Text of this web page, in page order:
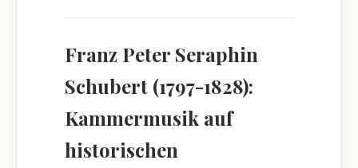
Franz Peter Seraphin
Schubert (1797-1828):
Kammermusik auf
historischen